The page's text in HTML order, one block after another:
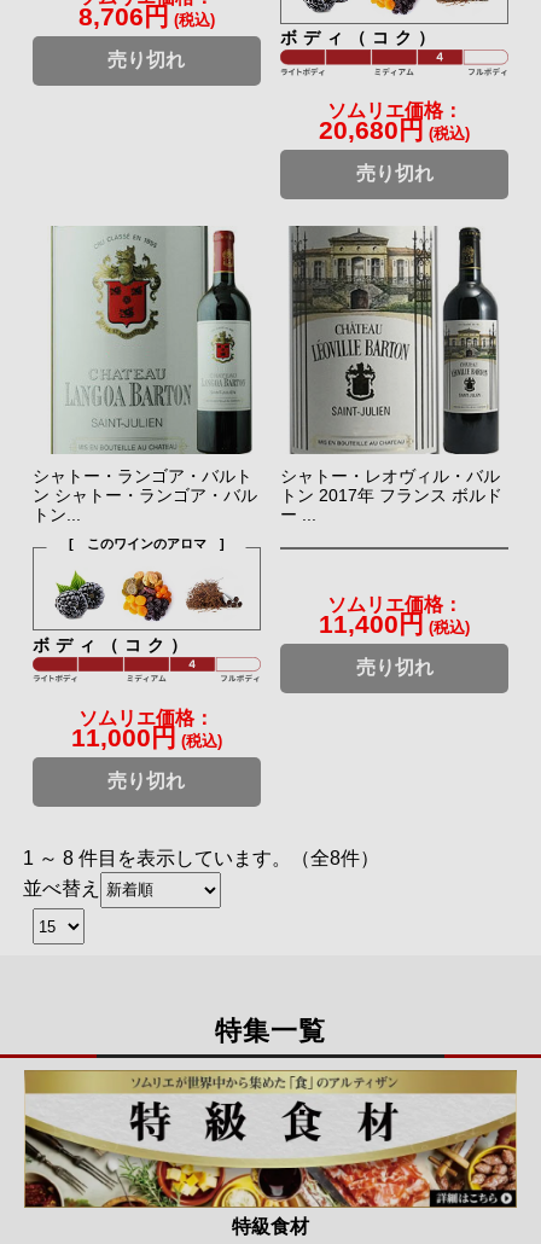
8,706円 (税込)
売り切れ
ボディ（コク）
ソムリエ価格：
20,680円 (税込)
売り切れ
シャトー・ランゴア・バルト
ン シャトー・ランゴア・バル
トン...
[ このワインのアロマ ]
ボディ（コク）
ソムリエ価格：
11,000円 (税込)
売り切れ
シャトー・レオヴィル・バル
トン 2017年 フランス ボルド
ー ...
ソムリエ価格：
11,400円 (税込)
売り切れ
1 ～ 8 件目を表示しています。（全8件）
並べ替え
特集一覧
特級食材